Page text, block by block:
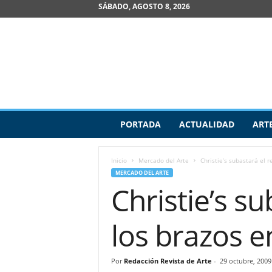
SÁBADO, AGOSTO 8, 2026
v
PORTADA ACTUALIDAD
Inicio Mercado del Arte Christie’s subastará el
MERCADO DEL ARTE
Christie’s
los brazos
Por Redacción Revista de Arte - 29 octubre, 2009